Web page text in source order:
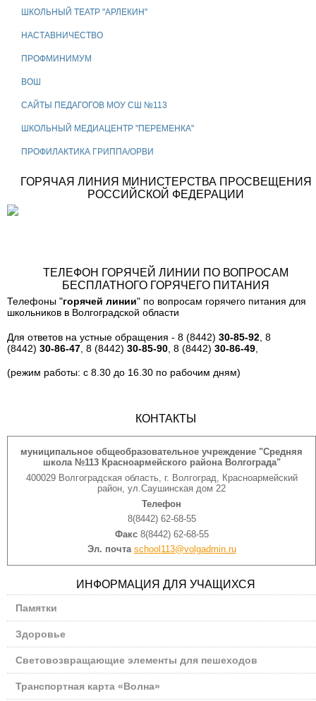
ШКОЛЬНЫЙ ТЕАТР "АРЛЕКИН"
НАСТАВНИЧЕСТВО
ПРОФМИНИМУМ
ВОШ
САЙТЫ ПЕДАГОГОВ МОУ СШ №113
ШКОЛЬНЫЙ МЕДИАЦЕНТР "ПЕРЕМЕНКА"
ПРОФИЛАКТИКА ГРИППА/ОРВИ
ГОРЯЧАЯ ЛИНИЯ МИНИСТЕРСТВА ПРОСВЕЩЕНИЯ
РОССИЙСКОЙ ФЕДЕРАЦИИ
ТЕЛЕФОН ГОРЯЧЕЙ ЛИНИИ ПО ВОПРОСАМ
БЕСПЛАТНОГО ГОРЯЧЕГО ПИТАНИЯ
Телефоны "горячей линии" по вопросам горячего питания для
школьников в Волгоградской области
Для ответов на устные обращения - 8 (8442) 30-85-92 , 8
(8442) 30-86-47 , 8 (8442) 30-85-90 , 8 (8442) 30-86-49
(режим работы: с 8.30 до 16.30 по рабочим дням)
КОНТАКТЫ
муниципальное общеобразовательное учреждение "Средняя
школа №113 Красноармейского района Волгограда"
400029 Волгоградская область, г. Волгоград, Красноармейский
район, ул.Саушинская дом 22
Телефон
8(8442) 62-68-55
Факс8(8442) 62-68-55
Эл. почта school113@volgadmin.ru
ИНФОРМАЦИЯ ДЛЯ УЧАЩИХСЯ
Памятки
Здоровье
Световозвращающие элементы для пешеходов
Транспортная карта «Волна»